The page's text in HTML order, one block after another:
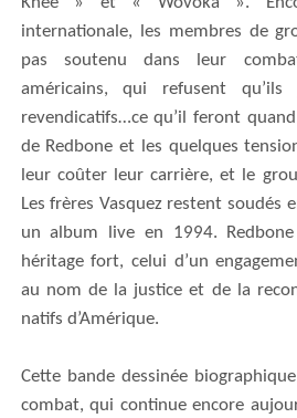
internationale, les membres de
pas soutenu dans leur
américains, qui refusent
revendicatifs…ce qu’il feront
de Redbone et les quelques
leur coûter leur carrière, et le
Les frères Vasquez restent soudés
un album live en 1994. Redbone
héritage fort, celui d’un
au nom de la justice et de la
natifs d’Amérique.
Cette bande dessinée
combat, qui continue encore